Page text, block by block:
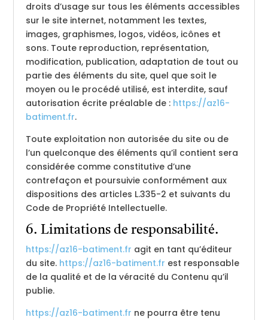
droits d’usage sur tous les éléments accessibles
sur le site internet, notamment les textes,
images, graphismes, logos, vidéos, icônes et
sons. Toute reproduction, représentation,
modification, publication, adaptation de tout ou
partie des éléments du site, quel que soit le
moyen ou le procédé utilisé, est interdite, sauf
autorisation écrite préalable de : https://az16-
batiment.fr.
Toute exploitation non autorisée du site ou de
l’un quelconque des éléments qu’il contient sera
considérée comme constitutive d’une
contrefaçon et poursuivie conformément aux
dispositions des articles L.335-2 et suivants du
Code de Propriété Intellectuelle.
6. Limitations de responsabilité.
https://az16-batiment.fr agit en tant qu’éditeur
du site. https://az16-batiment.fr est responsable
de la qualité et de la véracité du Contenu qu’il
publie.
https://az16-batiment.fr ne pourra être tenu